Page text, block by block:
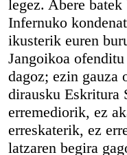
legez. Abere batek
Infernuko
ikusterik euren
Jangoikoa
dagoz; ezin gauza
dirausku Eskritura
erremediorik, ez
erreskaterik, ez
latzaren begira